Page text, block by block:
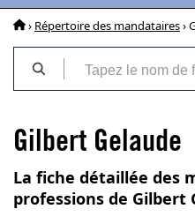
› Répertoire des mandataires›
Gilbert Gelaude
La fiche détaillée des
professions de Gilbert